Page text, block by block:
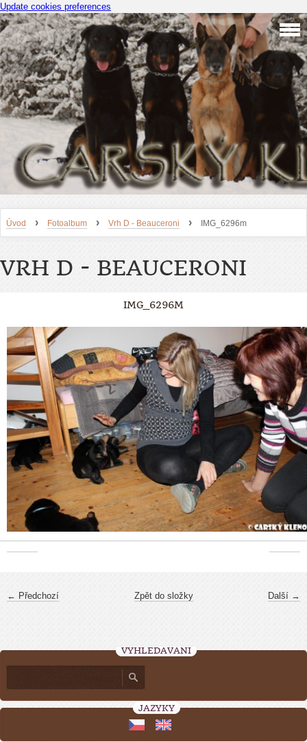
Update cookies preferences
Úvod › Fotoalbum › Vrh D - Beauceroni › IMG_6296m
VRH D - BEAUCERONI
IMG_6296M
← Předchozí Další →
Zpět do složky
VYHLEDÁVÁNÍ
JAZYKY